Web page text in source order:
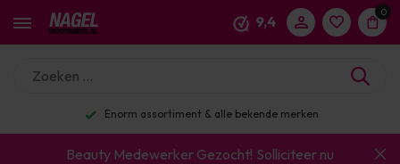
9,4
0
Enorm assortiment & alle bekende merken
Beauty Medewerker Gezocht! Solliciteer nu